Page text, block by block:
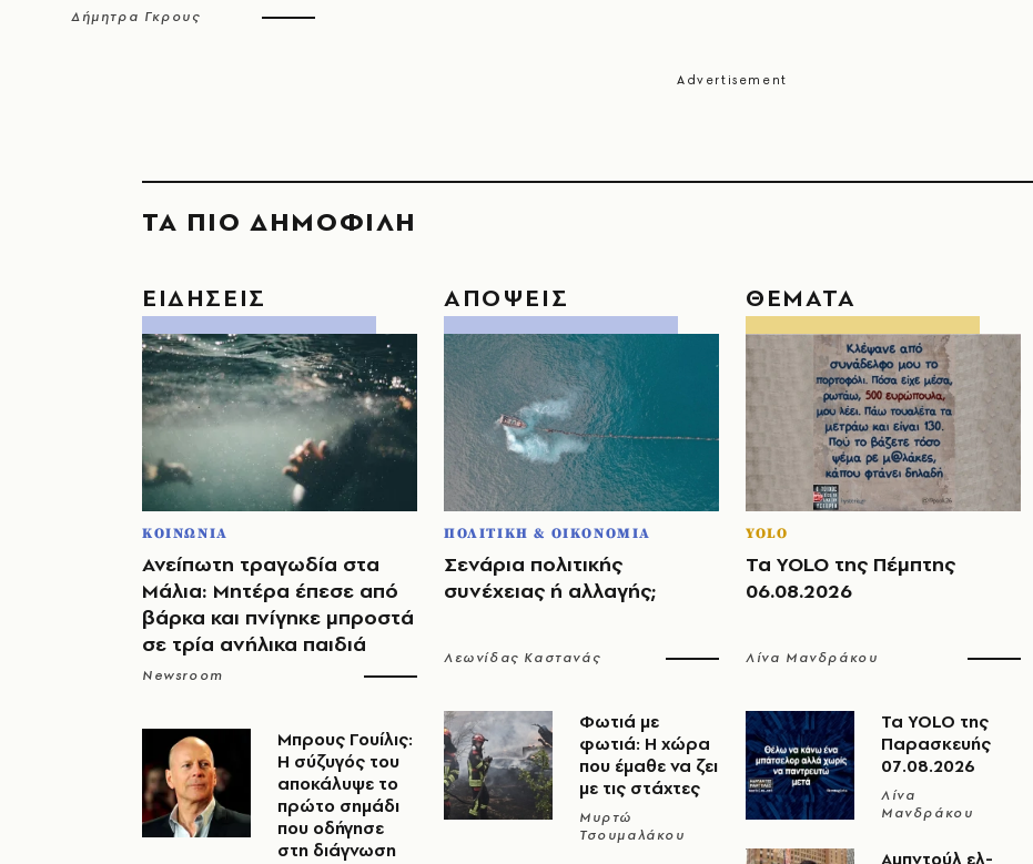
Δήμητρα Γκρους
ΤΑ ΠΙΟ ΔΗΜΟΦΙΛΗ
ΕΙΔΗΣΕΙΣ
ΚΟΙΝΩΝΙΑ
Ανείπωτη τραγωδία στα
Μάλια: Μητέρα έπεσε από
βάρκα και πνίγηκε μπροστά
σε τρία ανήλικα παιδιά
Newsroom
Μπρους Γουίλις:
Η σύζυγός του
αποκάλυψε το
πρώτο σημάδι
που οδήγησε
στη διάγνωση
ΑΠΟΨΕΙΣ
ΠΟΛΙΤΙΚΗ & ΟΙΚΟΝΟΜΙΑ
Σενάρια πολιτικής
συνέχειας ή αλλαγής;
Λεωνίδας Καστανάς
Φωτιά με
φωτιά: Η χώρα
που έμαθε να ζει
με τις στάχτες
Μυρτώ
Τσουμαλάκου
ΘΕΜΑΤΑ
YOLO
Τα YOLO της Πέμπτης
06.08.2026
Λίνα Μανδράκου
Τα YOLO της
Παρασκευής
07.08.2026
Λίνα
Μανδράκου
Αμπντούλ ελ-